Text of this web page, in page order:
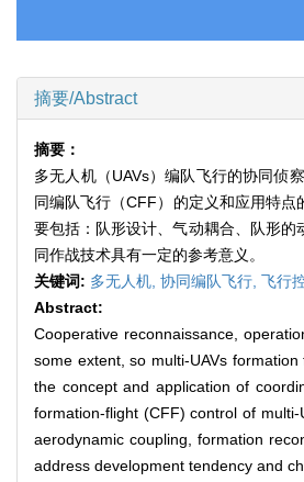
摘要/Abstract
摘要：
多无人机（UAVs）编队飞行的协同侦
同编队飞行（CFF）的定义和应用特
要包括：队形设计、气动耦合、队形
同作战技术具有一定的参考意义。
关键词: 多无人机, 协同编队飞行, 飞行
Abstract:
Cooperative reconnaissance,
some extent, so multi-UAVs
the concept and application of
formation-flight (CFF) control of
aerodynamic coupling, formation
address development tendency and